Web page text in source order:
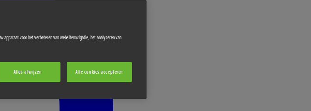
apparaat voor het verbeteren van websitenavigatie, het analyseren van
Alles afwijzen Alle cookies accepteren